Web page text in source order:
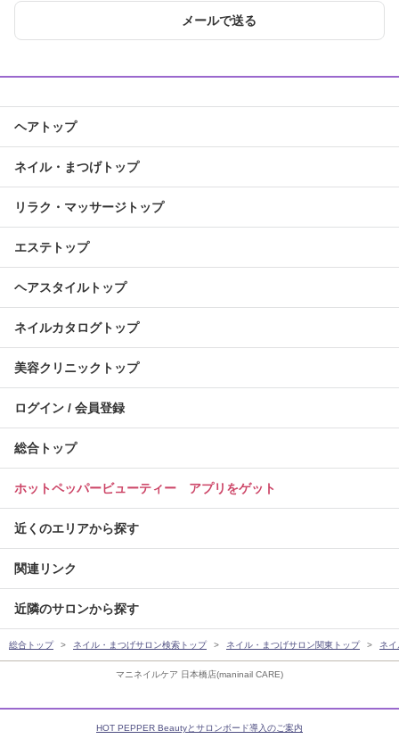
マニネイルケア 日本橋店(maninail CARE)
メールで送る
ヘアトップ
ネイル・まつげトップ
リラク・マッサージトップ
エステトップ
ヘアスタイルトップ
ネイルカタログトップ
美容クリニックトップ
ログイン / 会員登録
総合トップ
ホットペッパービューティー アプリをゲット
近くのエリアから探す
関連リンク
近隣のサロンから探す
総合トップ ネイル・まつげサロン検索トップ ネイル・まつげサロン関東トップ ネ
HOT PEPPER Beautyとサロンボード導入のご案内